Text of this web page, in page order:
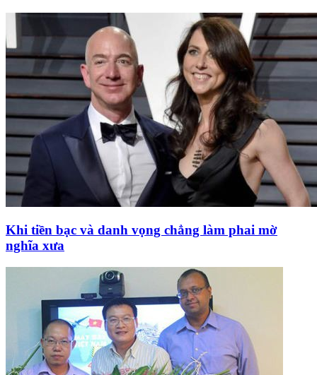
Khi tiền bạc và danh vọng chẳng làm phai mờ
nghĩa xưa